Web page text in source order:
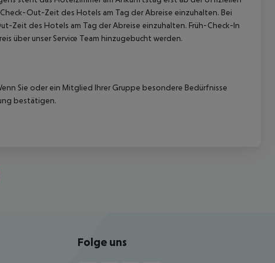
Out-Zeit des Hotels am Tag der Abreise einzuhalten. Bei
Zeit des Hotels am Tag der Abreise einzuhalten. Früh-Check-In
über unser Service Team hinzugebucht werden.
Sie oder ein Mitglied Ihrer Gruppe besondere Bedürfnisse
bestätigen.
Folge uns